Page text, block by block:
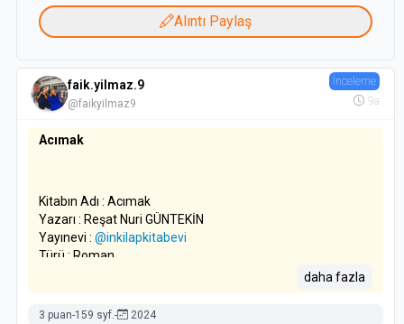
Alıntı Paylaş
faik.yilmaz.9
@faikyilmaz9
İnceleme
9a
Acımak
Kitabın Adı : Acımak
Yazarı : Reşat Nuri GÜNTEKİN
Yayınevi :@inkilapkitabevi
Türü : Roman
daha fazla
3 puan-159 syf.- 2024